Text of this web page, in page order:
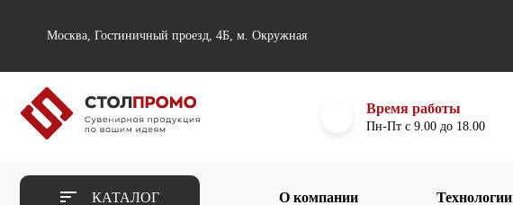
Москва, Гостиничный проезд, 4Б, м. Окружная
Время работы
Пн-Пт с 9.00 до 18.00
КАТАЛОГ О компании Технологии